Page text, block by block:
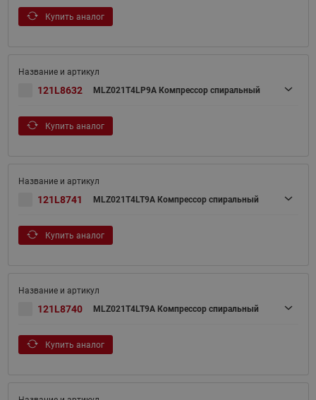
Купить аналог
121L8632 MLZ021T4LP9A Компрессор спиральный
Купить аналог
121L8741 MLZ021T4LT9A Компрессор спиральный
Купить аналог
121L8740 MLZ021T4LT9A Компрессор спиральный
Купить аналог